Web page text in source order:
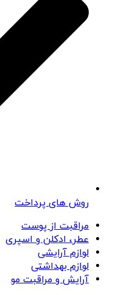
روش های پرداخت
مراقبت از پوست
عطر، ادکلن و اسپری
لوازم آرایشی
لوازم بهداشتی
آرایش و مراقبت مو